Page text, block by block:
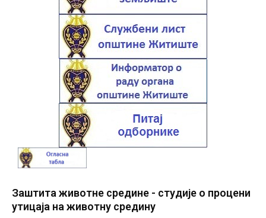
Заштита животне средине - студије о процени
утицаја на животну средину